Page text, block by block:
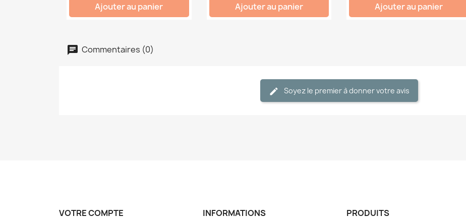
Ajouter au panier Ajouter au panier Ajouter au panier
Commentaires (0)
Soyez le premier à donner votre avis
VOTRE COMPTE INFORMATIONS PRODUITS